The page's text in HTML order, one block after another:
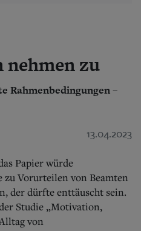
zu
Rahmenbedingungen –
13.04.2023
Papier würde
Vorurteilen von Beamten
der dürfte enttäuscht sein.
Studie „Motivation,
von